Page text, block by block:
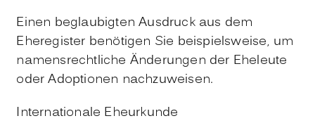
Einen beglaubigten Ausdruck aus dem
Eheregister benötigen Sie beispielsweise, um
namensrechtliche Änderungen der Eheleute
oder Adoptionen nachzuweisen.
Internationale Eheurkunde